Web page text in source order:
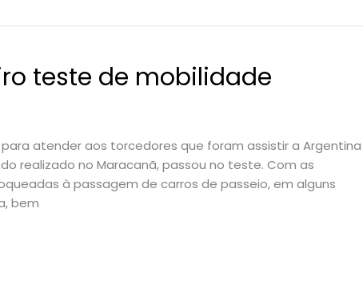
teste de mobilidade
atender aos torcedores que foram assistir a Argentina
realizado no Maracanã, passou no teste. Com as
à passagem de carros de passeio, em alguns
bem